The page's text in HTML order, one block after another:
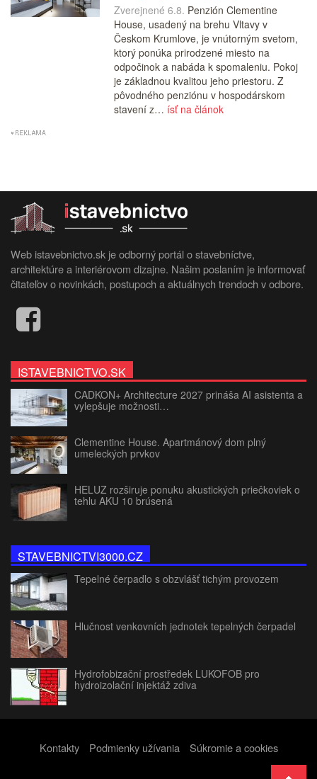
Zverejnené 6.8. Penzión Clementine
House, usadený na brehu Vltavy v
Českom Krumlove, je vnútorným svetom,
ktorý ponúka prirodzené miesto na
odpočinok a nabáda k spomaleniu. Pokoj
je základnou kvalitou jeho priestoru. Z
pôvodného penziónu v hospodárskom
stavení z… ísť na článok
Web istavebnictvo.sk je odborný portál o stavebníctve,
architektúre a interiérovom dizajne. Našim poslaním je informovať
čitateľov o novinkách, postupoch a aktuálnych trendoch v odbore.
ISTAVEBNICTVO.SK
CADKON+ Architecture 2027 prináša AI asistenta a
vylepšuje možnosti…
Clementine House. Apartmánový dom plný
umeleckých prvkov
HELUZ rozširuje ponuku akustických priečkoviek o
tehlu AKU 10 brúsená
STAVEBNICTVI3000.CZ
Tepelné čerpadlo s obzvlášť tichým provozem
Hlučnost venkovních jednotek tepelných čerpadel
Hydrofobizační prostředek LUKOFOB pro
hydroizolační injektáž zdiva
Kontakty Podmienky užívania Súkromie a cookies